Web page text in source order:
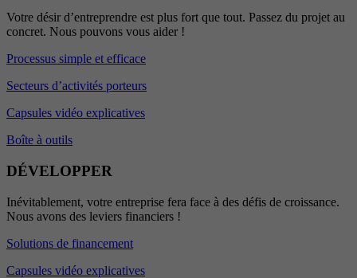
Votre désir d’entreprendre est plus fort que tout. Passez du projet au
concret. Nous pouvons vous aider !
Processus simple et efficace
Secteurs d’activités porteurs
Capsules vidéo explicatives
Boîte à outils
DÉVELOPPER
Inévitablement, votre entreprise fera face à des défis de croissance.
Nous avons des leviers financiers !
Solutions de financement
Capsules vidéo explicatives